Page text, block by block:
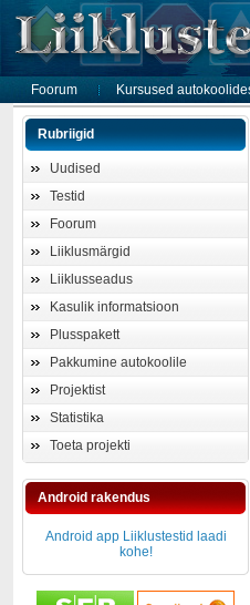
Foorum Kursused
Rubriigid
Uudised
Testid
Foorum
Liiklusmärgid
Liiklusseadus
Kasulik informatsioon
Plusspakett
Pakkumine autokoolile
Projektist
Statistika
Toeta projekti
Android rakendus
Android app Liiklustestid laadi
kohe!